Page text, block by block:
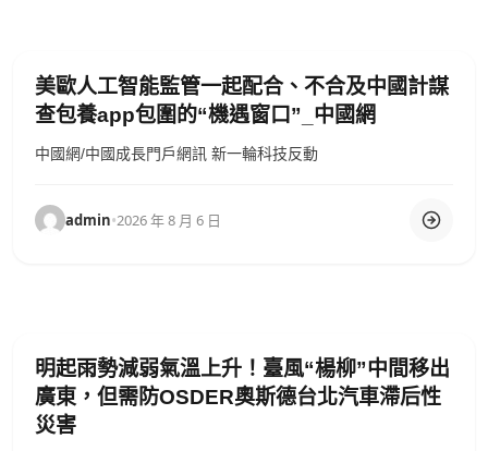
美歐人工智能監管一起配合、不合及中國計謀
查包養app包圍的“機遇窗口”_中國網
中國網/中國成長門戶網訊 新一輪科技反動
admin•2026 年 8 月 6 日
明起雨勢減弱氣溫上升！臺風“楊柳”中間移出
廣東，但需防OSDER奧斯德台北汽車滯后性
災害